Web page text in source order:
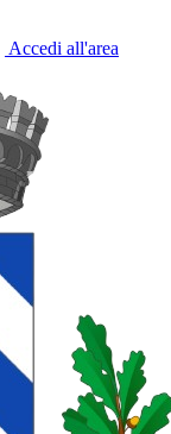
Accedi all'area